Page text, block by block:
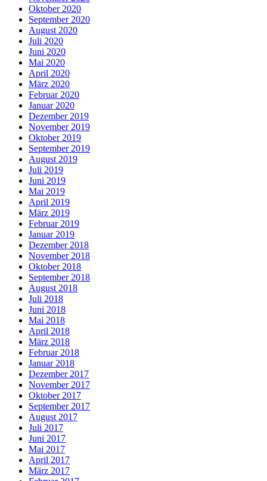
Oktober 2020
September 2020
August 2020
Juli 2020
Juni 2020
Mai 2020
April 2020
März 2020
Februar 2020
Januar 2020
Dezember 2019
November 2019
Oktober 2019
September 2019
August 2019
Juli 2019
Juni 2019
Mai 2019
April 2019
März 2019
Februar 2019
Januar 2019
Dezember 2018
November 2018
Oktober 2018
September 2018
August 2018
Juli 2018
Juni 2018
Mai 2018
April 2018
März 2018
Februar 2018
Januar 2018
Dezember 2017
November 2017
Oktober 2017
September 2017
August 2017
Juli 2017
Juni 2017
Mai 2017
April 2017
März 2017